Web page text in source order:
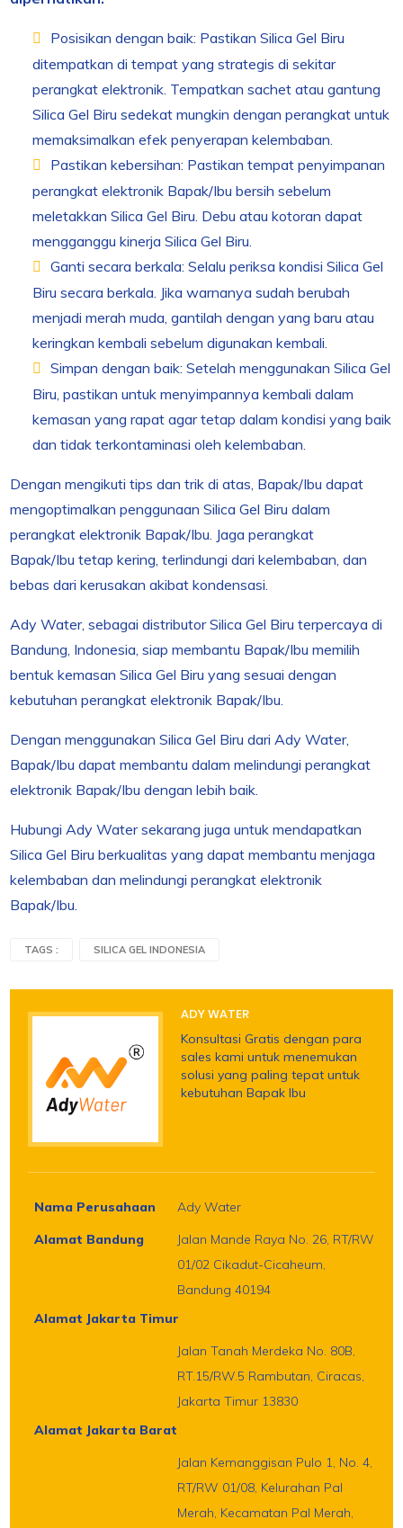
Posisikan dengan baik: Pastikan Silica Gel Biru
ditempatkan di tempat yang strategis di sekitar
perangkat elektronik. Tempatkan sachet atau gantung
Silica Gel Biru sedekat mungkin dengan perangkat untuk
memaksimalkan efek penyerapan kelembaban.
Pastikan kebersihan: Pastikan tempat penyimpanan
perangkat elektronik Bapak/Ibu bersih sebelum
meletakkan Silica Gel Biru. Debu atau kotoran dapat
mengganggu kinerja Silica Gel Biru.
Ganti secara berkala: Selalu periksa kondisi Silica Gel
Biru secara berkala. Jika warnanya sudah berubah
menjadi merah muda, gantilah dengan yang baru atau
keringkan kembali sebelum digunakan kembali.
Simpan dengan baik: Setelah menggunakan Silica Gel
Biru, pastikan untuk menyimpannya kembali dalam
kemasan yang rapat agar tetap dalam kondisi yang baik
dan tidak terkontaminasi oleh kelembaban.
Dengan mengikuti tips dan trik di atas, Bapak/Ibu dapat
mengoptimalkan penggunaan Silica Gel Biru dalam
perangkat elektronik Bapak/Ibu. Jaga perangkat
Bapak/Ibu tetap kering, terlindungi dari kelembaban, dan
bebas dari kerusakan akibat kondensasi.
Ady Water, sebagai distributor Silica Gel Biru terpercaya di
Bandung, Indonesia, siap membantu Bapak/Ibu memilih
bentuk kemasan Silica Gel Biru yang sesuai dengan
kebutuhan perangkat elektronik Bapak/Ibu.
Dengan menggunakan Silica Gel Biru dari Ady Water,
Bapak/Ibu dapat membantu dalam melindungi perangkat
elektronik Bapak/Ibu dengan lebih baik.
Hubungi Ady Water sekarang juga untuk mendapatkan
Silica Gel Biru berkualitas yang dapat membantu menjaga
kelembaban dan melindungi perangkat elektronik
Bapak/Ibu.
TAGS : SILICA GEL INDONESIA
ADY WATER
Konsultasi Gratis dengan para
sales kami untuk menemukan
solusi yang paling tepat untuk
kebutuhan Bapak Ibu
Nama Perusahaan
Ady Water
Alamat Bandung
Jalan Mande Raya No. 26, RT/RW
01/02 Cikadut-Cicaheum,
Bandung 40194
Alamat Jakarta Timur
Jalan Tanah Merdeka No. 80B,
RT.15/RW.5 Rambutan, Ciracas,
Jakarta Timur 13830
Alamat Jakarta Barat
Jalan Kemanggisan Pulo 1, No. 4,
RT/RW 01/08, Kelurahan Pal
Merah, Kecamatan Pal Merah,